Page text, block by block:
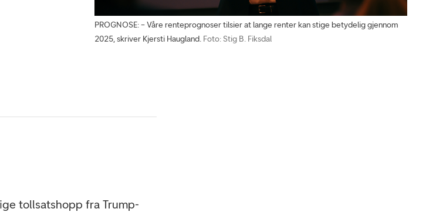
PROGNOSE: – Våre renteprognoser tilsier at lange renter kan stige betydelig gjennom
2025, skriver Kjersti Haugland. Foto: Stig B. Fiksdal
tollsatshopp fra Trump-